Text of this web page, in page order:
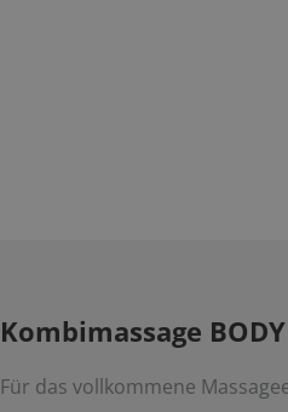
Kombimassage
Für das vollkommene